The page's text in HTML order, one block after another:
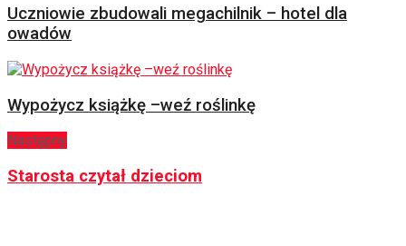
Uczniowie zbudowali megachilnik – hotel dla
owadów
Wypożycz książkę –weź roślinkę
Następny
Starosta czytał dzieciom